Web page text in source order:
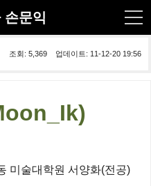
손문익
조회: 5,369 업데이트: 11-12-20 19:56
미술대학원 서양화(전공)